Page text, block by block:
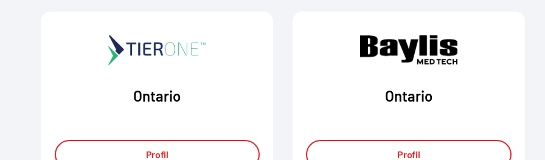
Ontario
Profil
Ontario
Profil